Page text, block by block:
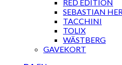
RED EDITION
SEBASTIAN
TACCHINI
TOLIX
WÄSTBERG
GAVEKORT